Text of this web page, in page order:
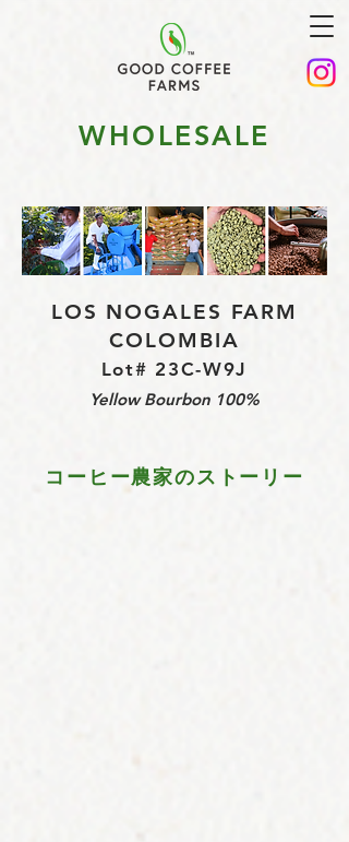
WHOLESALE
LOS NOGALES FARM
COLOMBIA
Lot# 23C-W9J
Yellow Bourbon 100%
コーヒー農家のストーリー